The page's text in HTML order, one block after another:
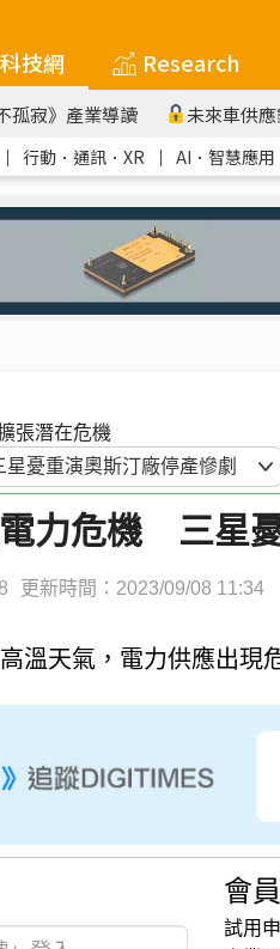
科技網 Research
孤寂》產業導讀 未來車供
｜ 行動．通訊．XR ｜ AI．智慧應
張潛在危機
力危機 三星
更新時間：2023/09/08 11:34
溫天氣，電力供應出現
會
試用